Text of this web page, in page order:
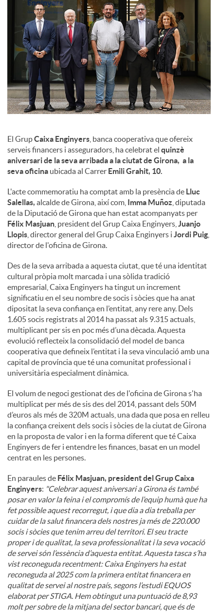
s
El GrupCaixa Enginyers , banca cooperativa que ofereix
serveis financers i asseguradors, ha celebrat el quinzè
aniversari de la seva arribada a la ciutat de Girona, a la
seva oficina ubicada al Carrer Emili Grahit, 10.
L'acte commemoratiu ha comptat amb la presència de Lluc
Salellas, alcalde de Girona, així com, Imma Muñoz , diputada
de la Diputació de Girona que han estat acompanyats per
Félix Masjuan , president del Grup Caixa Enginyers, Juanjo
Llopis , director general del Grup Caixa Enginyers i Jordi Puig
director de l'oficina de Girona.
Des de la seva arribada a aquesta ciutat, que té una identitat
cultural pròpia molt marcada i una sòlida tradició
empresarial, Caixa Enginyers ha tingut un increment
significatiu en el seu nombre de socis i sòcies que ha anat
dipositat la seva confiança en l’entitat, any rere any. Dels
1.605 socis registrats al 2014 ha passat als 9.315 actuals,
multiplicant per sis en poc més d’una dècada. Aquesta
evolució reflecteix la consolidació del model de banca
cooperativa que defineix l’entitat i la seva vinculació amb una
capital de província que té una comunitat professional i
universitària especialment dinàmica.
El volum de negoci gestionat des de l'oficina de Girona s'ha
multiplicat per més de sis des del 2014, passant dels 50M
d’euros als més de 320M actuals, una dada que posa en relleu
la confiança creixent dels socis i sòcies de la ciutat de Girona
en la proposta de valor i en la forma diferent que té Caixa
Enginyers de fer i entendre les finances, basat en un model
centrat en les persones.
En paraules de Félix Masjuan, president del Grup Caixa
Enginyers: "Celebrar aquest aniversari a Girona és també
posar en valor la feina i el compromís de l’equip humà que ha
fet possible aquest recorregut, i que dia a dia treballa per
cuidar de la salut financera dels nostres ja més de 220.000
socis i sòcies que tenim arreu del territori. El seu tracte
proper i de qualitat, la seva professionalitat i la seva vocació
de servei són l’essència d’aquesta entitat. Aquesta tasca s’ha
vist reconeguda recentment: Caixa Enginyers ha estat
reconeguda al 2025 com la primera entitat financera en
qualitat de servei al nostre país, segons l’estudi EQUOS
elaborat per STIGA. Hem obtingut una puntuació de 8,93
molt per sobre de la mitjana del sector bancari, que és de